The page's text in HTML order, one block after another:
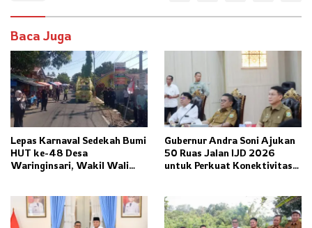
Baca Juga
Lepas Karnaval Sedekah Bumi
HUT ke-48 Desa
Waringinsari, Wakil Wali
Pelestarian Budaya
Gubernur Andra Soni Ajukan
50 Ruas Jalan IJD 2026
untuk Perkuat Konektivitas